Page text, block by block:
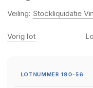
Veiling: Stockliquidatie
Vorig lot
LOTNUMMER 190-56